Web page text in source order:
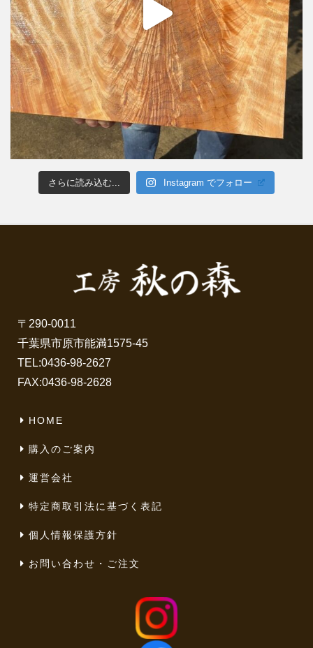
さらに読み込む... Instagram でフォロー
〒290-0011
千葉県市原市能満1575-45
TEL:0436-98-2627
FAX:0436-98-2628
HOME
購入のご案内
運営会社
特定商取引法に基づく表記
個人情報保護方針
お問い合わせ・ご注文